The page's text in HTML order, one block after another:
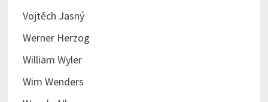
Vojtěch Jasný
Werner Herzog
William Wyler
Wim Wenders